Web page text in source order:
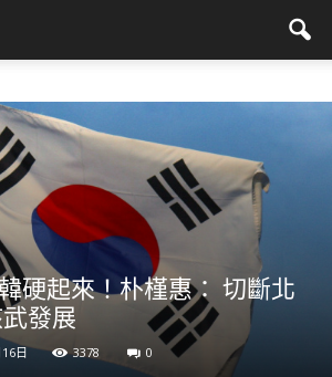
硬起來！朴槿惠： 切斷北
發展
日 3378 0